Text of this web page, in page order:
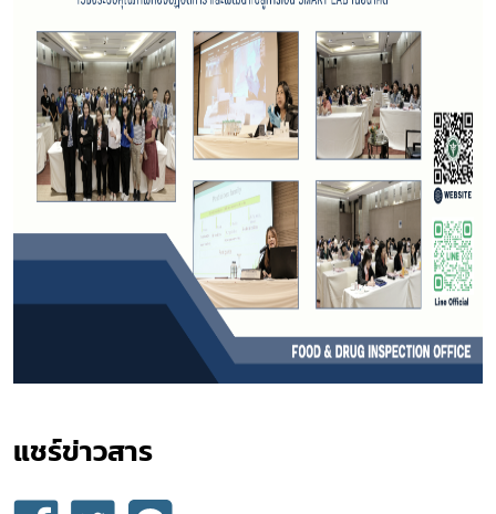
แชร์ข่าวสาร​
Subscribe
เลือกหัวข้อที่ท่านต้องการ Subscribe